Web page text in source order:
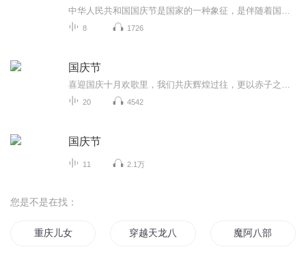
8 1726
国庆节
20 4542
国庆节
11 2.1万
您是不是在找：
重庆儿女 穿越天龙八部 魔阿八部